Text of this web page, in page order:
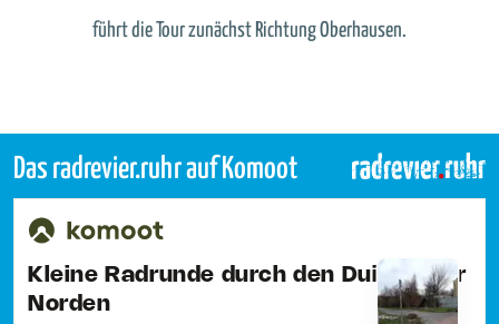
führt die Tour zunächst Richtung Oberhausen.
Das radrevier.ruhr auf Komoot